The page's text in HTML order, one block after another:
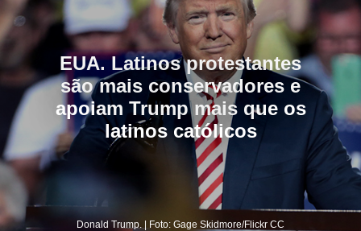
EUA. Latinos protestantes
são mais conservadores e
apoiam Trump mais que os
latinos católicos
Donald Trump. | Foto: Gage Skidmore/Flickr CC